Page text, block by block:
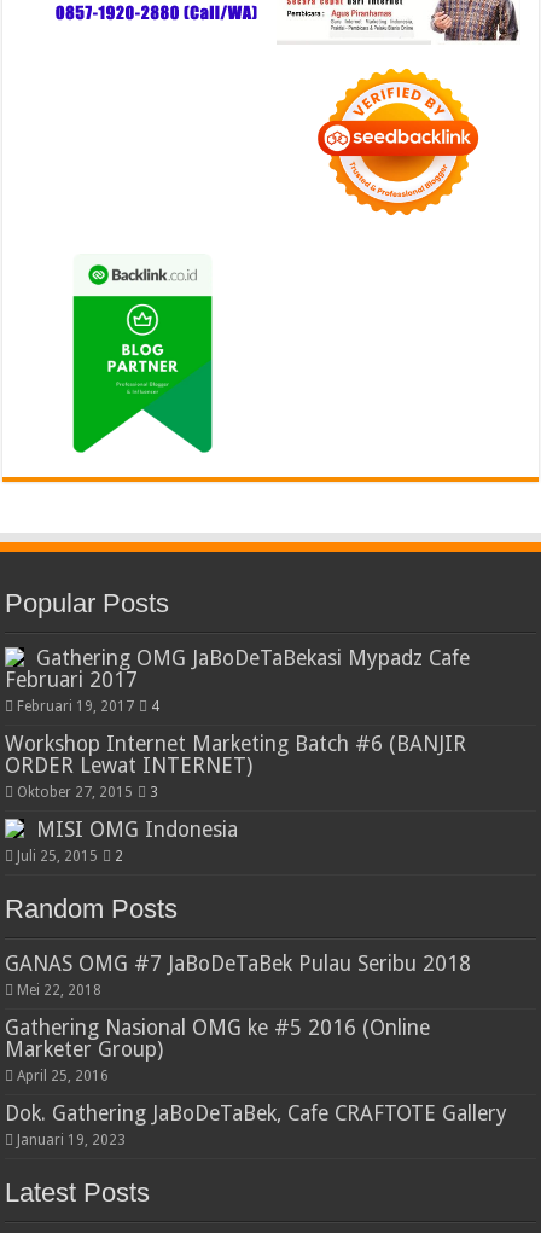
Popular Posts
Gathering OMG JaBoDeTaBekasi Mypadz Cafe
Februari 2017
Februari 19, 2017 4
Workshop Internet Marketing Batch #6 (BANJIR
ORDER Lewat INTERNET)
Oktober 27, 2015 3
MISI OMG Indonesia
Juli 25, 2015 2
Random Posts
GANAS OMG #7 JaBoDeTaBek Pulau Seribu 2018
Mei 22, 2018
Gathering Nasional OMG ke #5 2016 (Online
Marketer Group)
April 25, 2016
Dok. Gathering JaBoDeTaBek, Cafe CRAFTOTE Gallery
Januari 19, 2023
Latest Posts